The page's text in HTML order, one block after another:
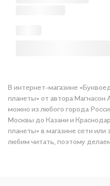
В интернет-магазине
планеты» от автора Магнасон
можно из любого города
Москвы до Казани и
планеты» в магазине сети
любим читать, поэтому